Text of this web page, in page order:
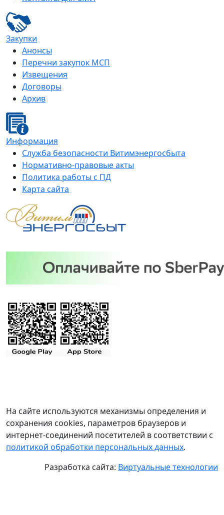
Закупки
Анонсы
Перечни закупок МСП
Извещения
Договоры
Архив
Информация
Служба безопасности Витимэнергосбыта
Нормативно-правовые акты
Политика работы с ПД
Карта сайта
На сайте используются механизмы определения и
сохранения cookies, параметров браузеров и
интернет-соединений посетителей в соответствии с
политикой обработки персональных данных.
Разработка сайта: Виртуальные технологии